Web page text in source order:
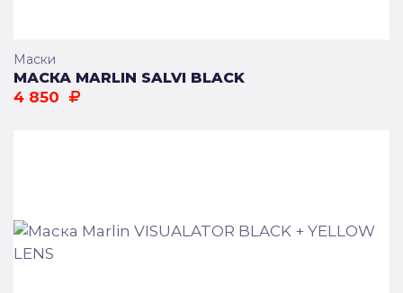
Маски
МАСКА MARLIN SALVI BLACK
4 850